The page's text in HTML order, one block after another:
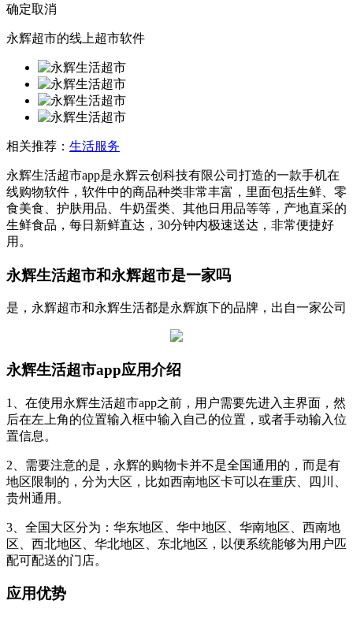
确定取消
永辉超市的线上超市软件
相关推荐： 生活服务
永辉生活超市app是永辉云创科技有限公司打造的一款手机在
线购物软件，软件中的商品种类非常丰富，里面包括生鲜、零
食美食、护肤用品、牛奶蛋类、其他日用品等等，产地直采的
生鲜食品，每日新鲜直达，30分钟内极速送达，非常便捷好
用。
永辉生活超市和永辉超市是一家吗
是，永辉超市和永辉生活都是永辉旗下的品牌，出自一家公司
永辉生活超市app应用介绍
1、在使用永辉生活超市app之前，用户需要先进入主界面，然
后在左上角的位置输入框中输入自己的位置，或者手动输入位
置信息。
2、需要注意的是，永辉的购物卡并不是全国通用的，而是有
地区限制的，分为大区，比如西南地区卡可以在重庆、四川、
贵州通用。
3、全国大区分为：华东地区、华中地区、华南地区、西南地
区、西北地区、华北地区、东北地区，以便系统能够为用户匹
配可配送的门店。
应用优势